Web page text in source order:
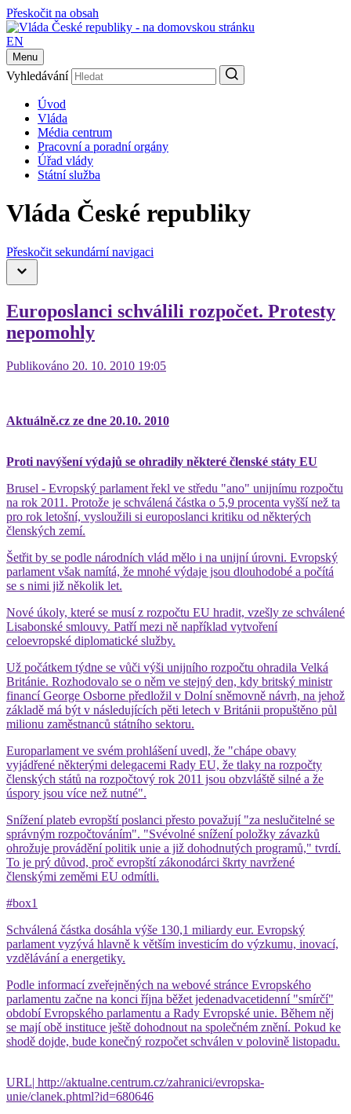
Přeskočit na obsah
EN
Menu
Vyhledávání
Úvod
Vláda
Média centrum
Pracovní a poradní orgány
Úřad vlády
Státní služba
Vláda České republiky
Přeskočit sekundární navigaci
Europoslanci schválili rozpočet. Protesty
nepomohly
Publikováno 20. 10. 2010 19:05
Aktuálně.cz ze dne 20.10. 2010
Proti navýšení výdajů se ohradily některé členské státy EU
Brusel - Evropský parlament řekl ve středu "ano" unijnímu rozpočtu
na rok 2011. Protože je schválená částka o 5,9 procenta vyšší než ta
pro rok letošní, vysloužili si europoslanci kritiku od některých
členských zemí.
Šetřit by se podle národních vlád mělo i na unijní úrovni. Evropský
parlament však namítá, že mnohé výdaje jsou dlouhodobé a počítá
se s nimi již několik let.
Nové úkoly, které se musí z rozpočtu EU hradit, vzešly ze schválené
Lisabonské smlouvy. Patří mezi ně například vytvoření
celoevropské diplomatické služby.
Už počátkem týdne se vůči výši unijního rozpočtu ohradila Velká
Británie. Rozhodovalo se o něm ve stejný den, kdy britský ministr
financí George Osborne předložil v Dolní sněmovně návrh, na jehož
základě má být v následujících pěti letech v Británii propuštěno půl
milionu zaměstnanců státního sektoru.
Europarlament ve svém prohlášení uvedl, že "chápe obavy
vyjádřené některými delegacemi Rady EU, že tlaky na rozpočty
členských států na rozpočtový rok 2011 jsou obzvláště silné a že
úspory jsou více než nutné".
Snížení plateb evropští poslanci přesto považují "za neslučitelné se
správným rozpočtováním". "Svévolné snížení položky závazků
ohrožuje provádění politik unie a již dohodnutých programů," tvrdí.
To je prý důvod, proč evropští zákonodárci škrty navržené
členskými zeměmi EU odmítli.
#box1
Schválená částka dosáhla výše 130,1 miliardy eur. Evropský
parlament vyzývá hlavně k větším investicím do výzkumu, inovací,
vzdělávání a energetiky.
Podle informací zveřejněných na webové stránce Evropského
parlamentu začne na konci října běžet jedenadvacetidenní "smírčí"
období Evropského parlamentu a Rady Evropské unie. Během něj
se mají obě instituce ještě dohodnout na společném znění. Pokud ke
shodě dojde, bude konečný rozpočet schválen v polovině listopadu.
URL| http://aktualne.centrum.cz/zahranici/evropska-
unie/clanek.phtml?id=680646